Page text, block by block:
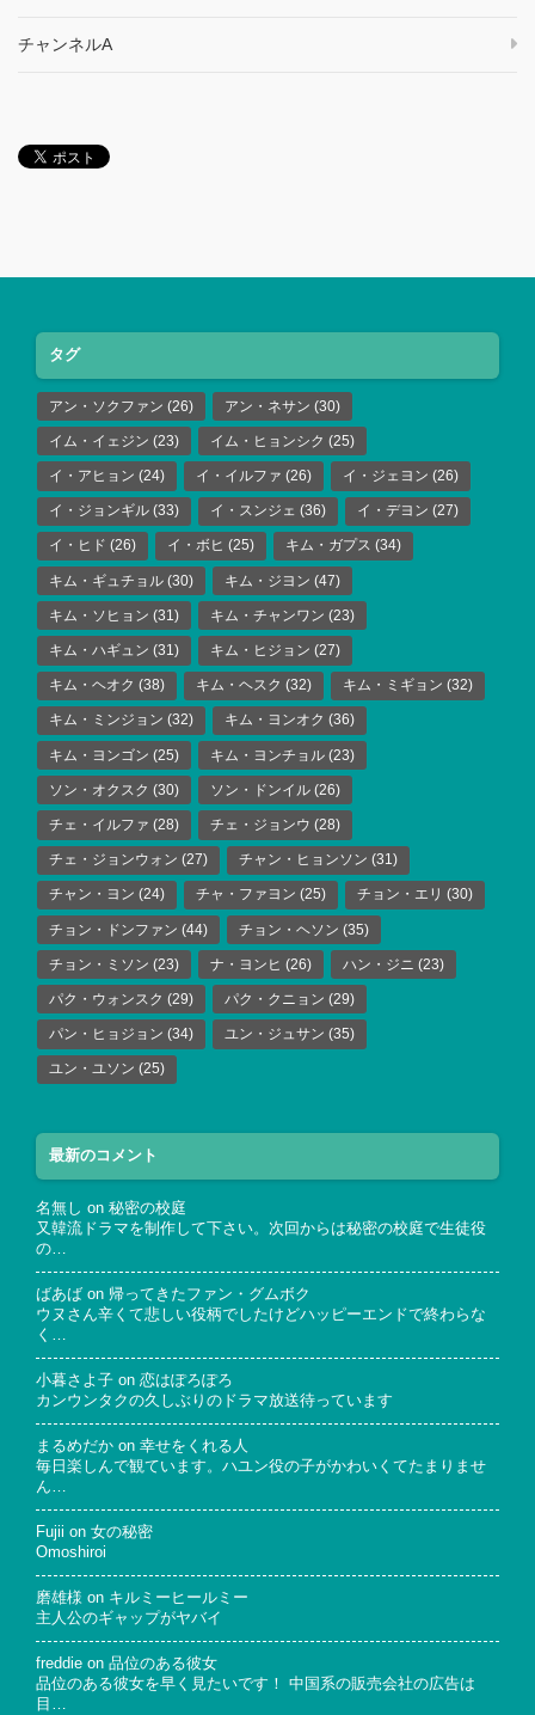
チャンネルA
タグ
アン・ソクファン (26) アン・ネサン (30)
イム・イェジン (23) イム・ヒョンシク (25)
イ・アヒョン (24) イ・イルファ (26) イ・ジェヨン (26)
イ・ジョンギル (33) イ・スンジェ (36) イ・デヨン (27)
イ・ヒド (26) イ・ボヒ (25) キム・ガプス (34)
キム・ギュチョル (30) キム・ジヨン (47)
キム・ソヒョン (31) キム・チャンワン (23)
キム・ハギュン (31) キム・ヒジョン (27)
キム・ヘオク (38) キム・ヘスク (32) キム・ミギョン (32)
キム・ミンジョン (32) キム・ヨンオク (36)
キム・ヨンゴン (25) キム・ヨンチョル (23)
ソン・オクスク (30) ソン・ドンイル (26)
チェ・イルファ (28) チェ・ジョンウ (28)
チェ・ジョンウォン (27) チャン・ヒョンソン (31)
チャン・ヨン (24) チャ・ファヨン (25) チョン・エリ (30)
チョン・ドンファン (44) チョン・ヘソン (35)
チョン・ミソン (23) ナ・ヨンヒ (26) ハン・ジニ (23)
パク・ウォンスク (29) パク・クニョン (29)
パン・ヒョジョン (34) ユン・ジュサン (35)
ユン・ユソン (25)
最新のコメント
名無し on 秘密の校庭
又韓流ドラマを制作して下さい。次回からは秘密の校庭で生徒役
の…
ばあば on 帰ってきたファン・グムボク
ウヌさん辛くて悲しい役柄でしたけどハッピーエンドで終わらな
く…
小暮さよ子 on 恋はぽろぽろ
カンウンタクの久しぶりのドラマ放送待っています
まるめだか on 幸せをくれる人
毎日楽しんで観ています。ハユン役の子がかわいくてたまりませ
ん…
Fujii on 女の秘密
Omoshiroi
磨雄様 on キルミーヒールミー
主人公のギャップがヤバイ
freddie on 品位のある彼女
品位のある彼女を早く見たいです！ 中国系の販売会社の広告は
目…